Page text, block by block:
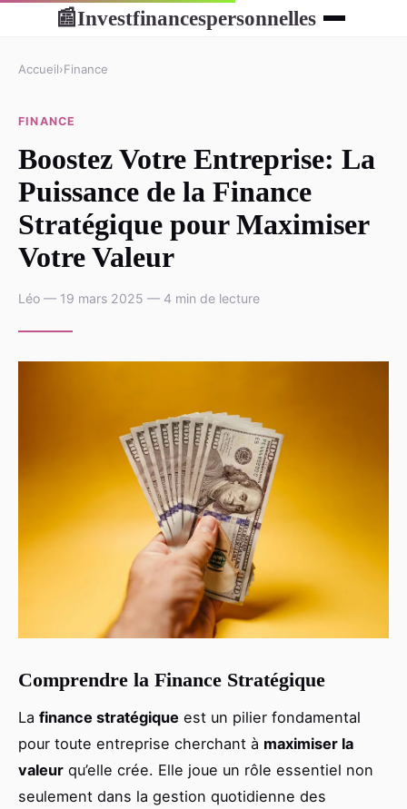
📰Investfinancespersonnelles
Accueil›Finance
FINANCE
Boostez Votre Entreprise: La
Puissance de la Finance
Stratégique pour Maximiser
Votre Valeur
Léo — 19 mars 2025 — 4 min de lecture
Comprendre la Finance Stratégique
La finance stratégique est un pilier fondamental
pour toute entreprise cherchant à maximiser la
valeur qu’elle crée. Elle joue un rôle essentiel non
seulement dans la gestion quotidienne des